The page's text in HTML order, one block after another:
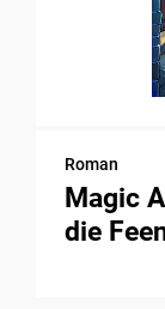
Roman
Magic
die